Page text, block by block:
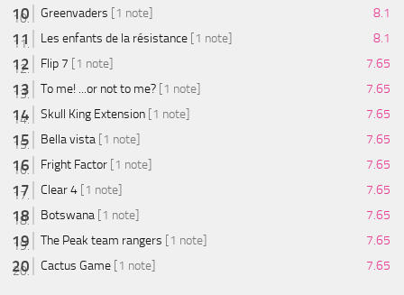
Greenvaders [1 note]
8.1
Les enfants de la résistance [1 note]
8.1
Flip 7 [1 note]
7.65
To me! ...or not to me? [1 note]
7.65
Skull King Extension [1 note]
7.65
Bella vista [1 note]
7.65
Fright Factor [1 note]
7.65
Clear 4 [1 note]
7.65
Botswana [1 note]
7.65
The Peak team rangers [1 note]
7.65
Cactus Game [1 note] 7.65